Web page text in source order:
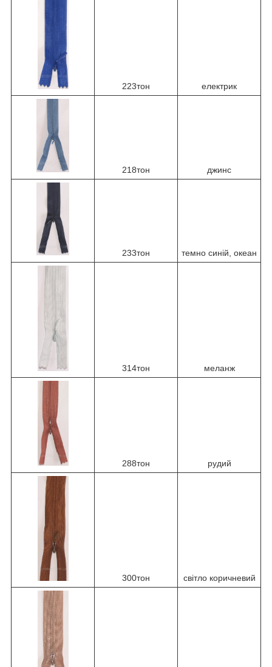
223тон електрик
218тон джинс
233тон темно синій, океан
314тон меланж
288тон рудий
300тон світло коричневий